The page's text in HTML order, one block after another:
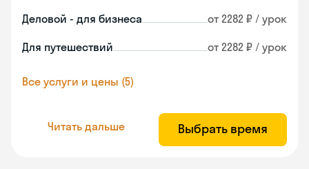
Деловой - для бизнеса от 2282 ₽ / урок
Для путешествий от 2282 ₽ / урок
Все услуги и цены (5)
Читать дальше Выбрать время